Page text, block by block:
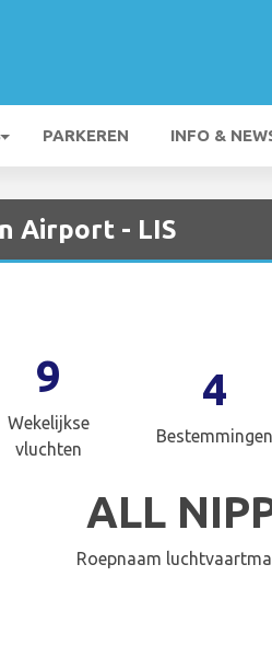
PARKEREN INFO &
Airport - LIS
9
Wekelijkse
vluchten
4
Bestemmingen
ALL
Roepnaam